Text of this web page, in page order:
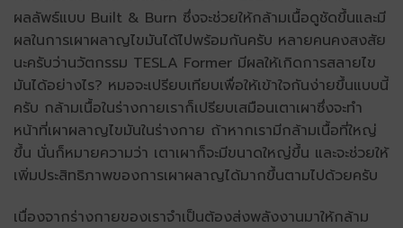
ผลลัพธ์แบบ Built & Burn ซึ่งจะช่วยให้กล้ามเนื้อดูชัดขึ้นและมี
ผลในการเผาผลาญไขมันได้ไปพร้อมกันครับ หลายคนคงสงสัย
นะครับว่านวัตกรรม TESLA Former มีผลให้เกิดการสลายไข
มันได้อย่างไร? หมอจะเปรียบเทียบเพื่อให้เข้าใจกันง่ายขึ้นแบบนี้
ครับ กล้ามเนื้อในร่างกายเราก็เปรียบเสมือนเตาเผาซึ่งจะทำ
หน้าที่เผาผลาญไขมันในร่างกาย ถ้าหากเรามีกล้ามเนื้อที่ใหญ่
ขึ้น นั่นก็หมายความว่า เตาเผาก็จะมีขนาดใหญ่ขึ้น และจะช่วยให้
เพิ่มประสิทธิภาพของการเผาผลาญได้มากขึ้นตามไปด้วยครับ
เนื่องจากร่างกายของเราจำเป็นต้องส่งพลังงานมาให้กล้าม